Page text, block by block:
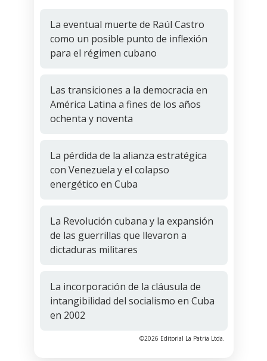
La eventual muerte de Raúl Castro
como un posible punto de inflexión
para el régimen cubano
Las transiciones a la democracia en
América Latina a fines de los años
ochenta y noventa
La pérdida de la alianza estratégica
con Venezuela y el colapso
energético en Cuba
La Revolución cubana y la expansión
de las guerrillas que llevaron a
dictaduras militares
La incorporación de la cláusula de
intangibilidad del socialismo en Cuba
en 2002
©2026 Editorial La Patria Ltda.